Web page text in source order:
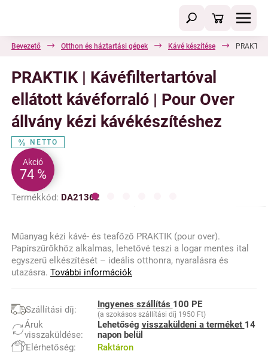
Bevezető Otthon és háztartási gépek Kávé készítése
PRAKTIK | Kávéfiltertartóval
ellátott kávéforraló | Pour Over
állvány kézi kávékészítéshez
NETTO
Akció
74 %
Termékkód: DA21362
Műanyag kézi kávé- és teafőző PRAKTIK (pour over).
Papírszűrőkhöz alkalmas, lehetővé teszi a logar mentes ital
egyszerű elkészítését – ideális otthonra, nyaralásra és
utazásra. További információk
Szállítási díj: Ingyenes szállítás 100 PE
(a szokásos szállítási díj 1950 Ft)
Áruk
visszaküldése:
Lehetőség visszaküldeni a terméket 14
napon belül
Elérhetőség:
Raktáron